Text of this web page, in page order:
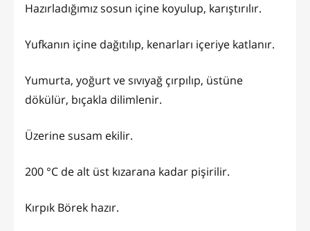
Hazırladığımız sosun içine koyulup, karıştırılır.
Yufkanın içine dağıtılıp, kenarları içeriye katlanır.
Yumurta, yoğurt ve sıvıyağ çırpılıp, üstüne
dökülür, bıçakla dilimlenir.
Üzerine susam ekilir.
200 °C de alt üst kızarana kadar pişirilir.
Kırpık Börek hazır.